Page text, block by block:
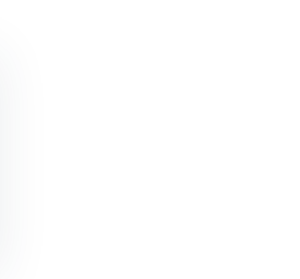
voor onze nieuwsbrief: